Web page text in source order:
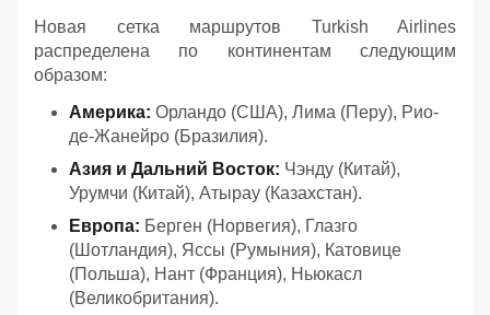
Новая сетка маршрутов Turkish Airlines
распределена по континентам следующим
образом:
Америка: Орландо (США), Лима (Перу), Рио-
де-Жанейро (Бразилия).
Азия и Дальний Восток: Чэнду (Китай),
Урумчи (Китай), Атырау (Казахстан).
Европа: Берген (Норвегия), Глазго
(Шотландия), Яссы (Румыния), Катовице
(Польша), Нант (Франция), Ньюкасл
(Великобритания).